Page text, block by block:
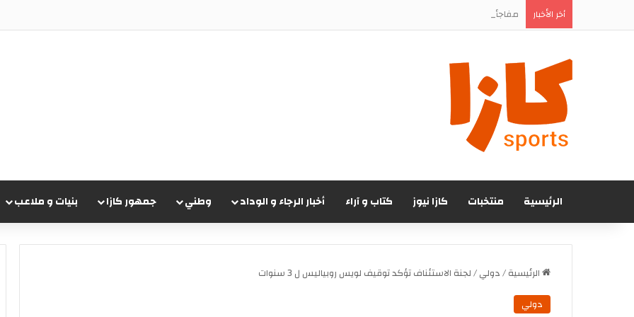
أخر الأخبار مفاجأة في تقديم يونس الدحماني.. الرجاء يستعد للإعلان عن جناحه الجديد وسط ترقب جماهيري
الرئيسية منتخبات كازا نيوز كتاب و آراء أخبار الرجاء و الوداد وطني جمهور كازا بنيات و ملاعب
الرئيسية/دولي/لجنة الاستئناف تؤكد توقيف لويس روبياليس ل 3 سنوات
دولي